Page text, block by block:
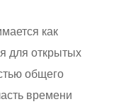
как
для открытых
общего
времени